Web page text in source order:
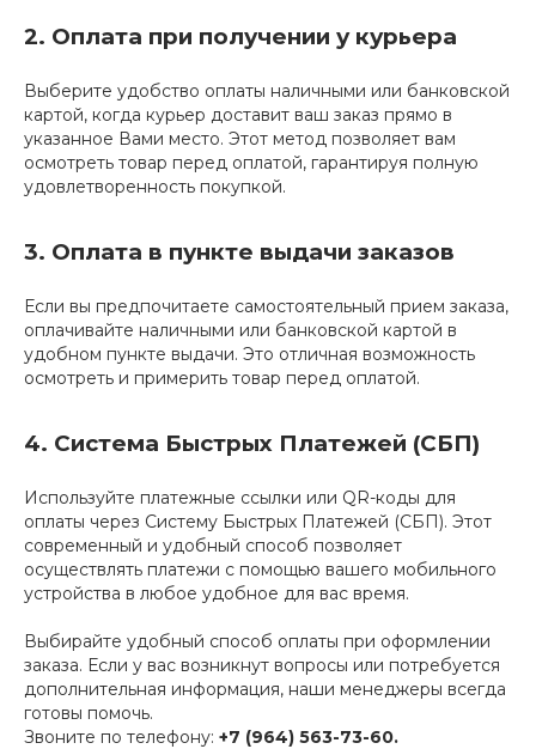
2. Оплата при получении у курьера
Выберите удобство оплаты наличными или банковской
картой, когда курьер доставит ваш заказ прямо в
указанное Вами место. Этот метод позволяет вам
осмотреть товар перед оплатой, гарантируя полную
удовлетворенность покупкой.
3. Оплата в пункте выдачи заказов
Если вы предпочитаете самостоятельный прием заказа,
оплачивайте наличными или банковской картой в
удобном пункте выдачи. Это отличная возможность
осмотреть и примерить товар перед оплатой.
4. Система Быстрых Платежей (СБП)
Используйте платежные ссылки или QR-коды для
оплаты через Систему Быстрых Платежей (СБП). Этот
современный и удобный способ позволяет
осуществлять платежи с помощью вашего мобильного
устройства в любое удобное для вас время.
Выбирайте удобный способ оплаты при оформлении
заказа. Если у вас возникнут вопросы или потребуется
дополнительная информация, наши менеджеры всегда
готовы помочь.
Звоните по телефону: +7 (964) 563-73-60.